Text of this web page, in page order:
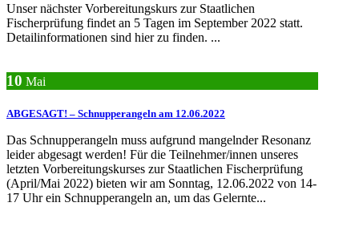
Unser nächster Vorbereitungskurs zur Staatlichen
Fischerprüfung findet an 5 Tagen im September 2022 statt.
Detailinformationen sind hier zu finden. ...
10 Mai
ABGESAGT! – Schnupperangeln am 12.06.2022
Das Schnupperangeln muss aufgrund mangelnder Resonanz
leider abgesagt werden! Für die Teilnehmer/innen unseres
letzten Vorbereitungskurses zur Staatlichen Fischerprüfung
(April/Mai 2022) bieten wir am Sonntag, 12.06.2022 von 14-
17 Uhr ein Schnupperangeln an, um das Gelernte...